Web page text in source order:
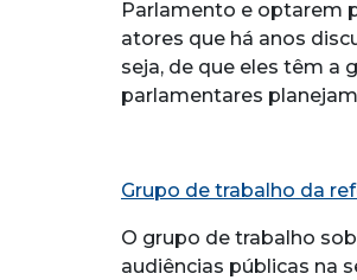
Parlamento e optarem
atores que há anos
seja, de que eles têm a
parlamentares
Grupo de trabalho da
O grupo de trabalho
audiências públicas na